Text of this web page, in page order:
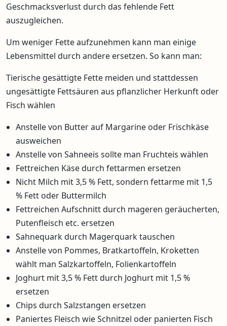
Geschmacksverlust durch das fehlende Fett
auszugleichen.
Um weniger Fette aufzunehmen kann man einige
Lebensmittel durch andere ersetzen. So kann man:
Tierische gesättigte Fette meiden und stattdessen
ungesättigte Fettsäuren aus pflanzlicher Herkunft oder
Fisch wählen
Anstelle von Butter auf Margarine oder Frischkäse
ausweichen
Anstelle von Sahneeis sollte man Fruchteis wählen
Fettreichen Käse durch fettarmen ersetzen
Nicht Milch mit 3,5 % Fett, sondern fettarme mit 1,5
% Fett oder Buttermilch
Fettreichen Aufschnitt durch mageren geräucherten,
Putenfleisch etc. ersetzen
Sahnequark durch Magerquark tauschen
Anstelle von Pommes, Bratkartoffeln, Kroketten
wählt man Salzkartoffeln, Folienkartoffeln
Joghurt mit 3,5 % Fett durch Joghurt mit 1,5 %
ersetzen
Chips durch Salzstangen ersetzen
Paniertes Fleisch wie Schnitzel oder panierten Fisch